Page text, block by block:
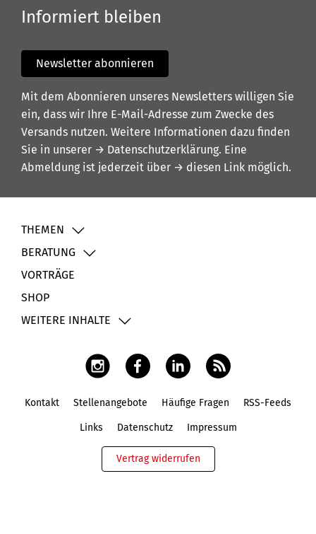
Informiert bleiben
Newsletter abonnieren
Mit dem Abonnieren unseres Newsletters willigen Sie
ein, dass wir Ihre E-Mail-Adresse zum Zwecke des
Versands nutzen. Weitere Informationen dazu finden
Sie in unserer → Datenschutzerklärung. Eine
Abmeldung ist jederzeit über → diesen Link möglich.
THEMEN
BERATUNG
VORTRÄGE
SHOP
WEITERE INHALTE
Kontakt Stellenangebote Häufige Fragen RSS-Feeds
Links Datenschutz Impressum
Vertrag widerrufen